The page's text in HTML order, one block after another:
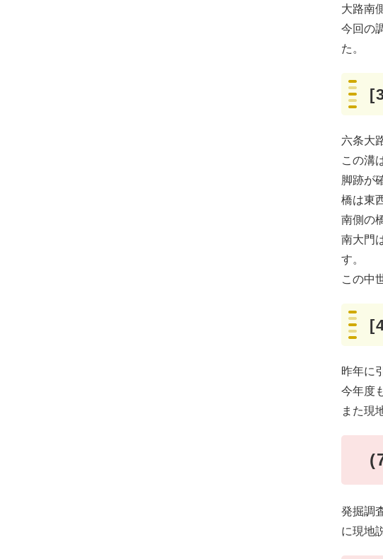
大路南
今回の
た。
六条大
この溝
脚跡が
橋は東
南側の
南大門
す。
この中
昨年に
今年度
また現
発掘調
に現地